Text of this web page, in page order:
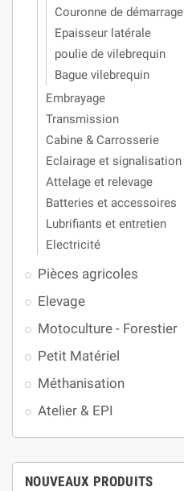
Couronne de démarrage
Epaisseur latérale
poulie de vilebrequin
Bague vilebrequin
Embrayage
Transmission
Cabine & Carrosserie
Eclairage et signalisation
Attelage et relevage
Batteries et accessoires
Lubrifiants et entretien
Electricité
Pièces agricoles
Elevage
Motoculture - Forestier
Petit Matériel
Méthanisation
Atelier & EPI
NOUVEAUX PRODUITS